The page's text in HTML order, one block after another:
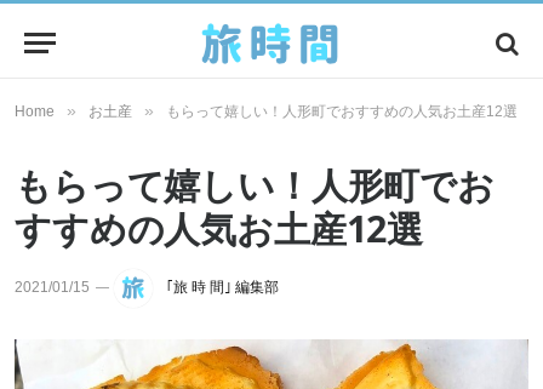
Home » お土産 » もらって嬉しい！人形町でおすすめの人気お土産12選
もらって嬉しい！人形町でお
すすめの人気お土産12選
2021/01/15 ｢旅 時 間｣ 編集部